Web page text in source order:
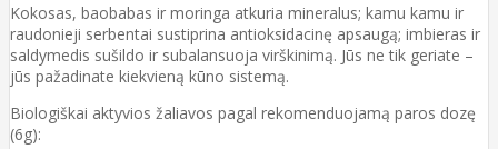
Kokosas, baobabas ir moringa atkuria mineralus; kamu kamu ir
raudonieji serbentai sustiprina antioksidacinę apsaugą; imbieras ir
saldymedis sušildo ir subalansuoja virškinimą. Jūs ne tik geriate –
jūs pažadinate kiekvieną kūno sistemą.
Biologiškai aktyvios žaliavos pagal rekomenduojamą paros dozę
(6g):